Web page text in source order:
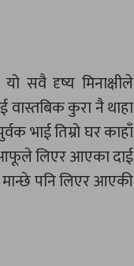
सवै दृष्य मिनाक्षीले
कुरा नै थाहा
भाई तिम्रो घर काहाँ
।आफूले लिएर आएका दाई
पनि लिएर आएकी